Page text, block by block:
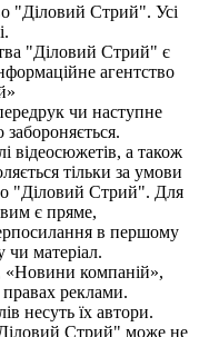
"Діловий Стрий". Усі
"Діловий Стрий" є
агентство
чи наступне
відеосюжетів, а також
тільки за умови
"Діловий Стрий". Для
є пряме,
в першому
чи матеріал.
«Новини компаній»,
реклами.
несуть їх автори.
Стрий" може не